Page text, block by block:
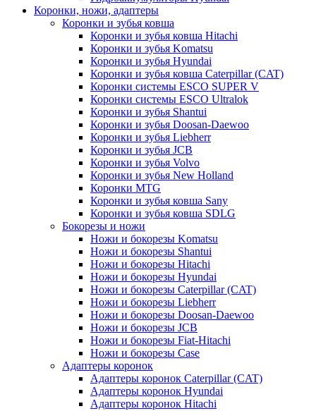
Коронки, ножи, адаптеры
Коронки и зубья ковша
Коронки и зубья ковша Hitachi
Коронки и зубья Komatsu
Коронки и зубья Hyundai
Коронки и зубья ковша Caterpillar (CAT)
Коронки системы ESCO SUPER V
Коронки системы ESCO Ultralok
Коронки и зубья Shantui
Коронки и зубья Doosan-Daewoo
Коронки и зубья Liebherr
Коронки и зубья JCB
Коронки и зубья Volvo
Коронки и зубья New Holland
Коронки MTG
Коронки и зубья ковша Sany
Коронки и зубья ковша SDLG
Бокорезы и ножи
Ножи и бокорезы Komatsu
Ножи и бокорезы Shantui
Ножи и бокорезы Hitachi
Ножи и бокорезы Hyundai
Ножи и бокорезы Caterpillar (CAT)
Ножи и бокорезы Liebherr
Ножи и бокорезы Doosan-Daewoo
Ножи и бокорезы JCB
Ножи и бокорезы Fiat-Hitachi
Ножи и бокорезы Case
Адаптеры коронок
Адаптеры коронок Caterpillar (CAT)
Адаптеры коронок Hyundai
Адаптеры коронок Hitachi